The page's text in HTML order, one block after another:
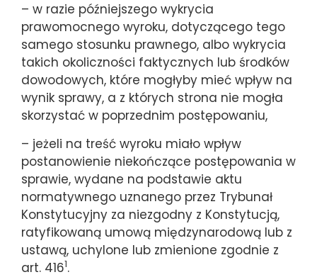
– w razie późniejszego wykrycia
prawomocnego wyroku, dotyczącego tego
samego stosunku prawnego, albo wykrycia
takich okoliczności faktycznych lub środków
dowodowych, które mogłyby mieć wpływ na
wynik sprawy, a z których strona nie mogła
skorzystać w poprzednim postępowaniu,
– jeżeli na treść wyroku miało wpływ
postanowienie niekończące postępowania w
sprawie, wydane na podstawie aktu
normatywnego uznanego przez Trybunał
Konstytucyjny za niezgodny z Konstytucją,
ratyfikowaną umową międzynarodową lub z
ustawą, uchylone lub zmienione zgodnie z
art. 4161.